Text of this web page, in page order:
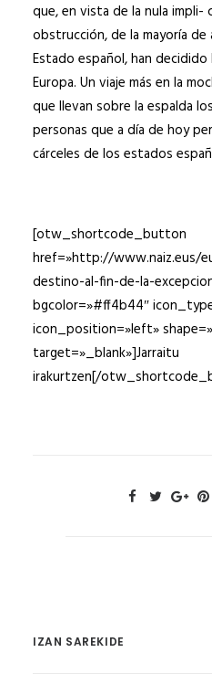
que, en vista de la nula impli-
obstrucción, de la mayoría
Estado español, han
Europa. Un viaje más en la
que llevan sobre la espalda
personas que a día de hoy
cárceles de los estados
[otw_shortcode_button
href=»http://www.naiz.eus/
destino-al-fin-de-la-
bgcolor=»#ff4b44″
icon_position=»left»
target=»_blank»]Jarraitu
irakurtzen[/
IZAN SAREKIDE